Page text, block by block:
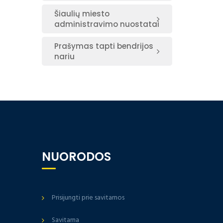
Šiaulių miesto
administravimo nuostatai
Prašymas tapti bendrijos
nariu
NUORODOS
Prisijungti prie savitarnos
Savitarna